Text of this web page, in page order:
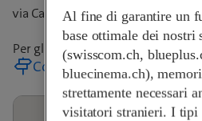
via Campagna 2E,6512 Giubiasco,
Per gli orari di apertura, rivolgersi
Come arrivare
Al fine di garantire un
base ottimale dei nostri
(swisscom.ch,
bluecinema.ch),
strettamente necessari
visitatori stranieri. I tipi